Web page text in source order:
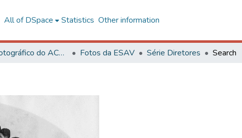
All of DSpace Statistics Other information
Acervo Fotográfico do ACH-UFV Fotos da ESAV Série Diretores Search